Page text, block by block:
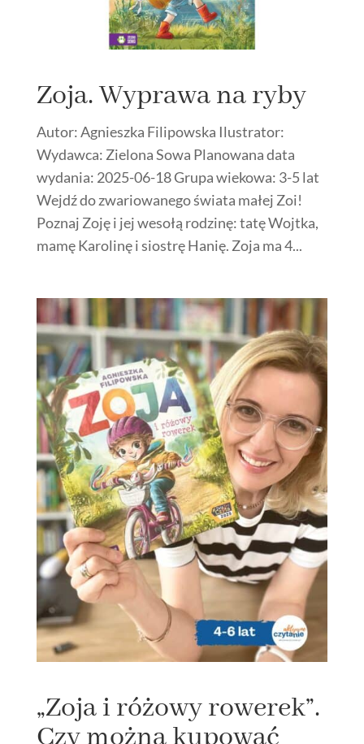
Zoja. Wyprawa na ryby
Autor: Agnieszka Filipowska Ilustrator:
Wydawca: Zielona Sowa Planowana data
wydania: 2025-06-18 Grupa wiekowa: 3-5 lat
Wejdź do zwariowanego świata małej Zoi!
Poznaj Zoję i jej wesołą rodzinę: tatę Wojtka,
mamę Karolinę i siostrę Hanię. Zoja ma 4...
„Zoja i różowy rowerek”.